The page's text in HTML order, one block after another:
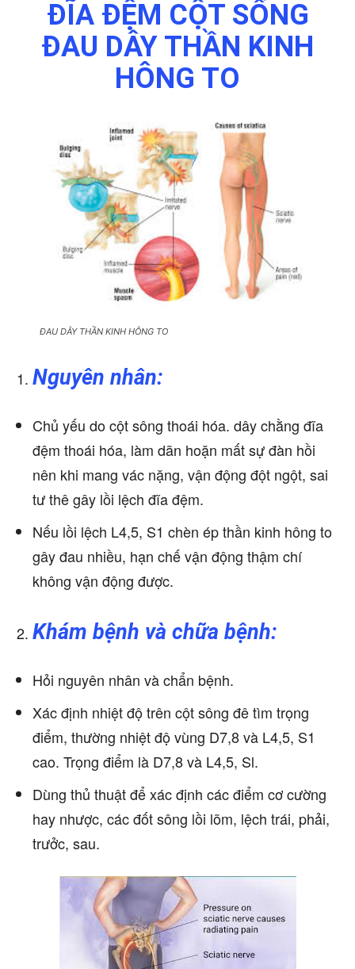
ĐĨA ĐỆM CỘT SỐNG
ĐAU DÂY THẦN KINH
HÔNG TO
ĐAU DÂY THẦN KINH HÔNG TO
Nguyên nhân:
Chủ yếu do cột sông thoái hóa. dây chằng đĩa
đệm thoái hóa, làm dãn hoặn mất sự đàn hồi
nên khi mang vác nặng, vận động đột ngột, sai
tư thê gây lồi lệch đĩa đệm.
Nếu lồi lệch L4,5, S1 chèn ép thần kinh hông to
gây đau nhiều, hạn chế vận động thậm chí
không vận động được.
Khám bệnh và chữa bệnh:
Hỏi nguyên nhân và chẩn bệnh.
Xác định nhiệt độ trên cột sông đê tìm trọng
điểm, thường nhiệt độ vùng D7,8 và L4,5, S1
cao. Trọng điểm là D7,8 và L4,5, Sl.
Dùng thủ thuật để xác định các điểm cơ cường
hay nhược, các đốt sông lồi lõm, lệch trái, phải,
trưởc, sau.